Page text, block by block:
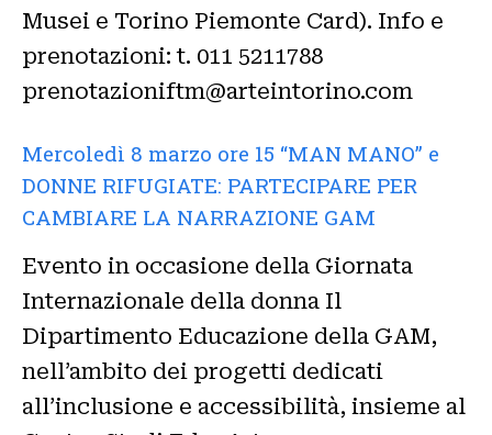
Musei e Torino Piemonte Card). Info e
prenotazioni: t. 011 5211788
prenotazioniftm@arteintorino.com
Mercoledì 8 marzo ore 15 “MAN MANO” e
DONNE RIFUGIATE: PARTECIPARE PER
CAMBIARE LA NARRAZIONE GAM
Evento in occasione della Giornata
Internazionale della donna Il
Dipartimento Educazione della GAM,
nell’ambito dei progetti dedicati
all’inclusione e accessibilità, insieme al